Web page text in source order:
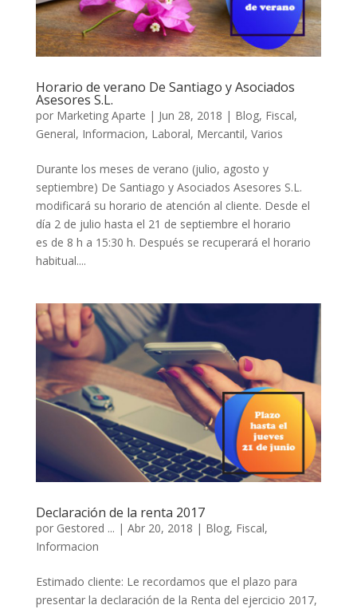
Horario de verano De Santiago y Asociados
Asesores S.L.
por Marketing Aparte | Jun 28, 2018 | Blog, Fiscal,
General, Informacion, Laboral, Mercantil, Varios
Durante los meses de verano (julio, agosto y
septiembre) De Santiago y Asociados Asesores S.L.
modificará su horario de atención al cliente. Desde el
día 2 de julio hasta el 21 de septiembre el horario
es de 8 h a 15:30 h. Después se recuperará el horario
habitual....
Declaración de la renta 2017
por Gestored ... | Abr 20, 2018 | Blog, Fiscal,
Informacion
Estimado cliente: Le recordamos que el plazo para
presentar la declaración de la Renta del ejercicio 2017,